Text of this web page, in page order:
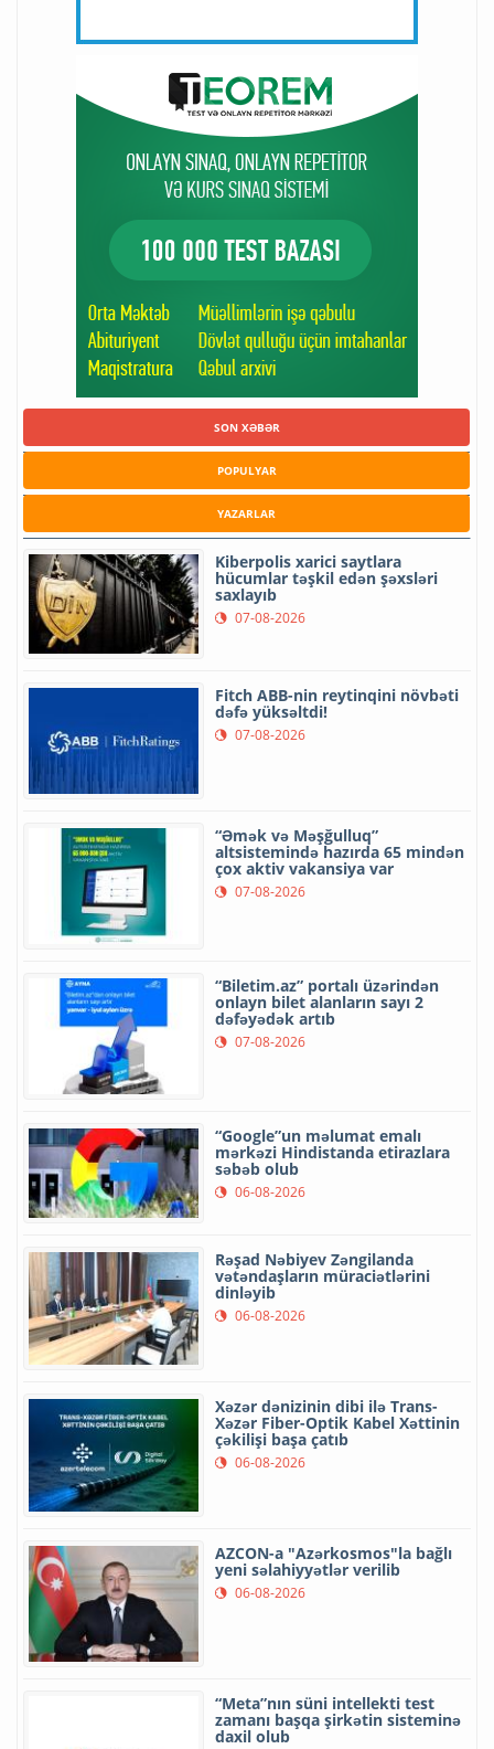
SON XƏBƏR
POPULYAR
YAZARLAR
Kiberpolis xarici saytlara
hücumlar təşkil edən şəxsləri
saxlayıb
07-08-2026
Fitch ABB-nin reytinqini növbəti
dəfə yüksəltdi!
07-08-2026
“Əmək və Məşğulluq”
altsistemində hazırda 65 mindən
çox aktiv vakansiya var
07-08-2026
“Biletim.az” portalı üzərindən
onlayn bilet alanların sayı 2
dəfəyədək artıb
07-08-2026
“Google”un məlumat emalı
mərkəzi Hindistanda etirazlara
səbəb olub
06-08-2026
Rəşad Nəbiyev Zəngilanda
vətəndaşların müraciətlərini
dinləyib
06-08-2026
Xəzər dənizinin dibi ilə Trans-
Xəzər Fiber-Optik Kabel Xəttinin
çəkilişi başa çatıb
06-08-2026
AZCON-a "Azərkosmos"la bağlı
yeni səlahiyyətlər verilib
06-08-2026
“Meta”nın süni intellekti test
zamanı başqa şirkətin sisteminə
daxil olub